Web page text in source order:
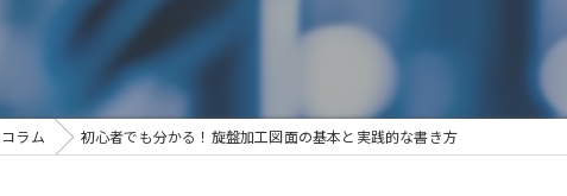
医療機器
コラム 初心者でも分かる！旋盤加工図面の基本と実践的な書き方